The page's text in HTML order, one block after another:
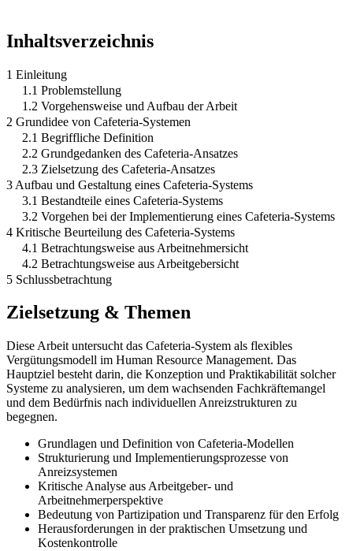
Inhaltsverzeichnis
1 Einleitung
1.1 Problemstellung
1.2 Vorgehensweise und Aufbau der Arbeit
2 Grundidee von Cafeteria-Systemen
2.1 Begriffliche Definition
2.2 Grundgedanken des Cafeteria-Ansatzes
2.3 Zielsetzung des Cafeteria-Ansatzes
3 Aufbau und Gestaltung eines Cafeteria-Systems
3.1 Bestandteile eines Cafeteria-Systems
3.2 Vorgehen bei der Implementierung eines Cafeteria-Systems
4 Kritische Beurteilung des Cafeteria-Systems
4.1 Betrachtungsweise aus Arbeitnehmersicht
4.2 Betrachtungsweise aus Arbeitgebersicht
5 Schlussbetrachtung
Zielsetzung & Themen
Diese Arbeit untersucht das Cafeteria-System als flexibles
Vergütungsmodell im Human Resource Management. Das
Hauptziel besteht darin, die Konzeption und Praktikabilität solcher
Systeme zu analysieren, um dem wachsenden Fachkräftemangel
und dem Bedürfnis nach individuellen Anreizstrukturen zu
begegnen.
Grundlagen und Definition von Cafeteria-Modellen
Strukturierung und Implementierungsprozesse von
Anreizsystemen
Kritische Analyse aus Arbeitgeber- und
Arbeitnehmerperspektive
Bedeutung von Partizipation und Transparenz für den Erfolg
Herausforderungen in der praktischen Umsetzung und
Kostenkontrolle